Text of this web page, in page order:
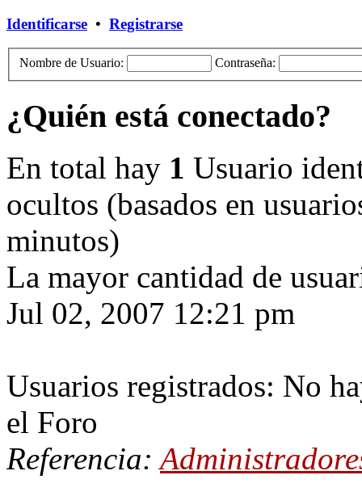
Identificarse • Registrarse
Nombre de Usuario: Contraseña:
¿Quién está conectado?
En total hay 1 Usuario
ocultos (basados en
minutos)
La mayor cantidad de
Jul 02, 2007 12:21 pm
Usuarios registrados: No
el Foro
Referencia: